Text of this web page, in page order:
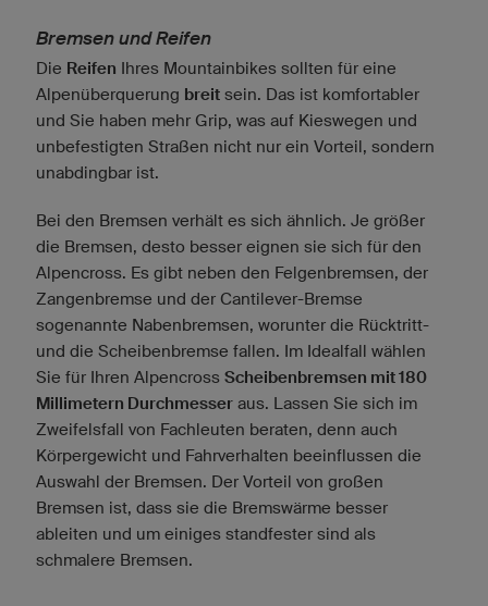
Bremsen und Reifen
Die Reifen Ihres Mountainbikes sollten für eine
Alpenüberquerung breit sein. Das ist komfortabler
und Sie haben mehr Grip, was auf Kieswegen und
unbefestigten Straßen nicht nur ein Vorteil, sondern
unabdingbar ist.
Bei den Bremsen verhält es sich ähnlich. Je größer
die Bremsen, desto besser eignen sie sich für den
Alpencross. Es gibt neben den Felgenbremsen, der
Zangenbremse und der Cantilever-Bremse
sogenannte Nabenbremsen, worunter die Rücktritt-
und die Scheibenbremse fallen. Im Idealfall wählen
Sie für Ihren Alpencross Scheibenbremsen mit 180
Millimetern Durchmesser aus. Lassen Sie sich im
Zweifelsfall von Fachleuten beraten, denn auch
Körpergewicht und Fahrverhalten beeinflussen die
Auswahl der Bremsen. Der Vorteil von großen
Bremsen ist, dass sie die Bremswärme besser
ableiten und um einiges standfester sind als
schmalere Bremsen.